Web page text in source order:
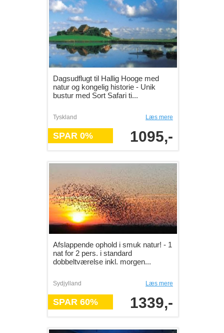
Dagsudflugt til Hallig Hooge med
natur og kongelig historie - Unik
bustur med Sort Safari ti...
Tyskland Læs mere
SPAR 0% 1095,-
Afslappende ophold i smuk natur! - 1
nat for 2 pers. i standard
dobbeltværelse inkl. morgen...
Sydjylland Læs mere
SPAR 60% 1339,-